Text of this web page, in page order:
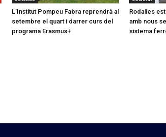
L’Institut Pompeu Fabra reprendrà al
setembre el quart i darrer curs del
programa Erasmus+
Rodalies
amb nous
sistema